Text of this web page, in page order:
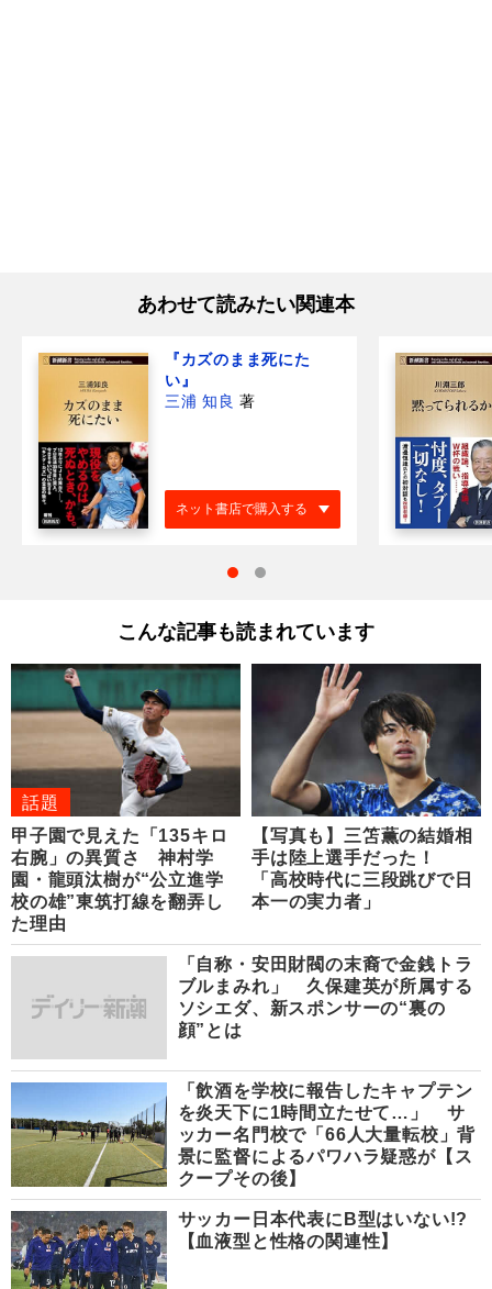
あわせて読みたい関連本
『カズのまま死にた
い』
三浦 知良 著
ネット書店で購入する
こんな記事も読まれています
話題
甲子園で見えた「135キロ
右腕」の異質さ 神村学
園・龍頭汰樹が“公立進学
校の雄”東筑打線を翻弄し
た理由
【写真も】三笘薫の結婚相
手は陸上選手だった！
「高校時代に三段跳びで日
本一の実力者」
「自称・安田財閥の末裔で金銭トラ
ブルまみれ」 久保建英が所属する
ソシエダ、新スポンサーの“裏の
顔”とは
「飲酒を学校に報告したキャプテン
を炎天下に1時間立たせて…」 サ
ッカー名門校で「66人大量転校」背
景に監督によるパワハラ疑惑が【ス
クープその後】
サッカー日本代表にB型はいない!?
【血液型と性格の関連性】